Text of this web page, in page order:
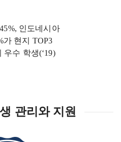
인도네시아
가 현지 TOP3
우수 학생(‘19)
관리와 지원